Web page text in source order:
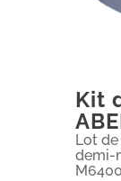
Kit
Lot de
demi-